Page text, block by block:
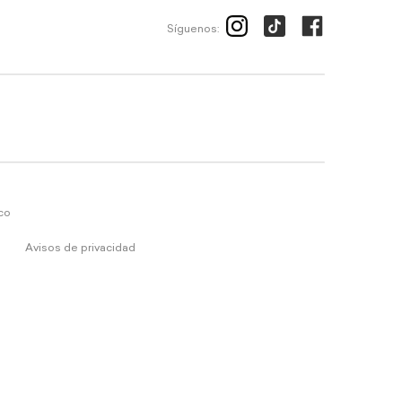
Síguenos:
Avisos de privacidad